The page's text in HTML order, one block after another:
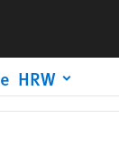
HRW